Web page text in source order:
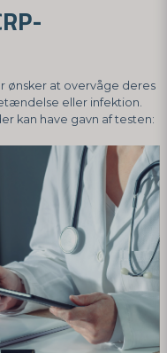
ønsker at overvåge deres
eller infektion.
kan have gavn af testen: